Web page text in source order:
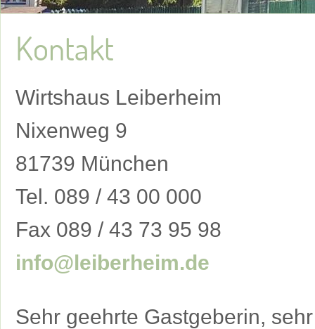
Kontakt
Wirtshaus Leiberheim
Nixenweg 9
81739 München
Tel. 089 / 43 00 000
Fax 089 / 43 73 95 98
info@leiberheim.de
Sehr geehrte Gastgeberin,